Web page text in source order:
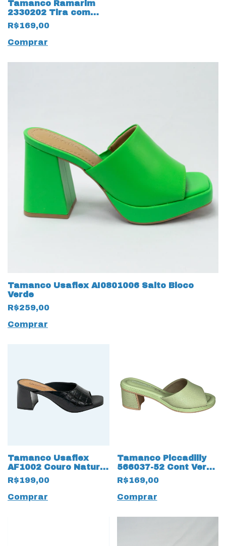
Tamanco Ramarim
2330202 Tira com
Strass Turquesa
R$169,00
Comprar
Tamanco Usaflex AI0801006 Salto Bloco
Verde
R$259,00
Comprar
Tamanco Usaflex
AF1002 Couro Natural
Croco Verniz
R$199,00
Comprar
Tamanco Piccadilly
566037-52 Cont Verde
Claro
R$169,00
Comprar